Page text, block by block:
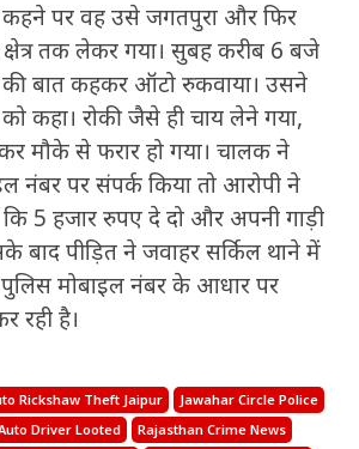
कहने पर वह उसे जगतपुरा और फिर
क्षेत्र तक लेकर गया। सुबह करीब 6 बजे
की बात कहकर ऑटो रुकवाया। उसने
कहा। रोकी जैसे ही चाय लेने गया,
मौके से फरार हो गया। चालक ने
नंबर पर संपर्क किया तो आरोपी ने
5 हजार रुपए दे दो और अपनी गाड़ी
पीड़ित ने जवाहर सर्किल थाने में
पुलिस मोबाइल नंबर के आधार पर
रही है।
Rickshaw Theft Jaipur
Jawahar Circle Police
Driver Looted
Rajasthan Crime News